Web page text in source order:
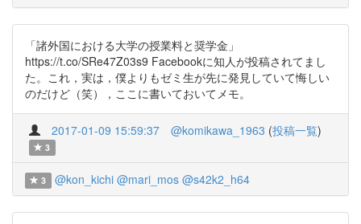
「諸外国における大学の授業料と奨学金」
https://t.co/SRe47Z03s9 Facebookに知人が投稿されてまし
た。これ，実は，僕よりもゼミ生が先に発見していて悔しい
のだけど（笑），ここに書いておいてメモ。
2017-01-09 15:59:37 @komikawa_1963 (投稿一覧)
3
3 @kon_kichi @mari_mos @s42k2_h64